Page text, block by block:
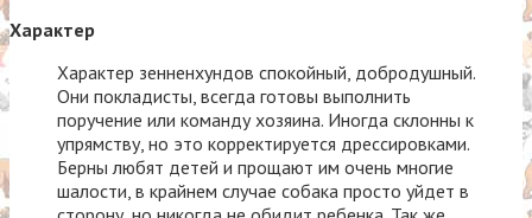
Характер
Характер зенненхундов спокойный, добродушный.
Они покладисты, всегда готовы выполнить
поручение или команду хозяина. Иногда склонны к
упрямству, но это корректируется дрессировками.
Берны любят детей и прощают им очень многие
шалости, в крайнем случае собака просто уйдет в